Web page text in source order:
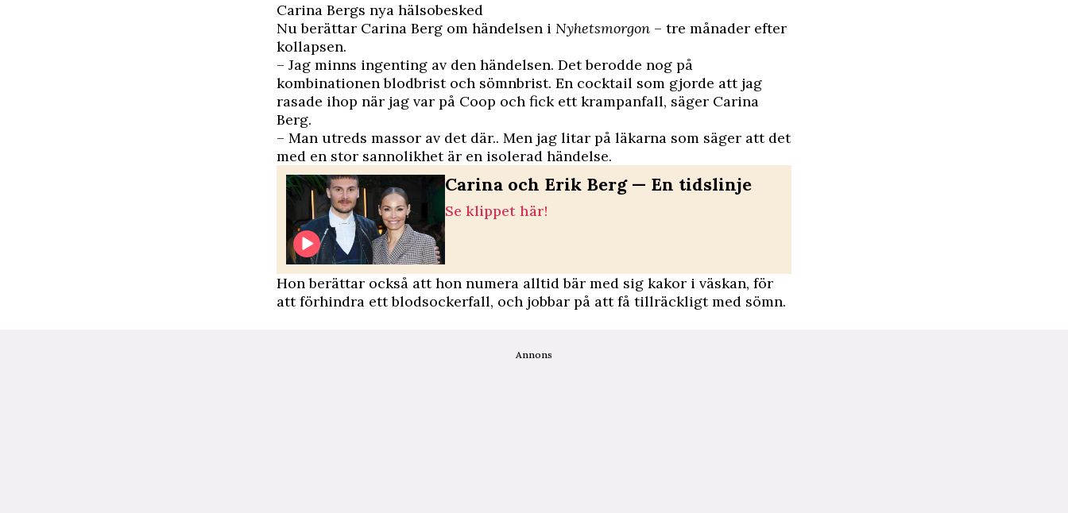
Carina Bergs nya hälsobesked
Nu berättar Carina Berg om händelsen i Nyhetsmorgon – tre månader efter
kollapsen.
– Jag minns ingenting av den händelsen. Det berodde nog på
kombinationen blodbrist och sömnbrist. En cocktail som gjorde att jag
rasade ihop när jag var på Coop och fick ett krampanfall, säger Carina
Berg.
– Man utreds massor av det där.. Men jag litar på läkarna som säger att det
med en stor sannolikhet är en isolerad händelse.
Carina och Erik Berg — En tidslinje
Se klippet här!
Hon berättar också att hon numera alltid bär med sig kakor i väskan, för
att förhindra ett blodsockerfall, och jobbar på att få tillräckligt med sömn.
Annons